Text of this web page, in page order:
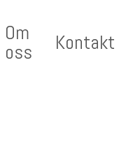
Om
oss
Kontakt